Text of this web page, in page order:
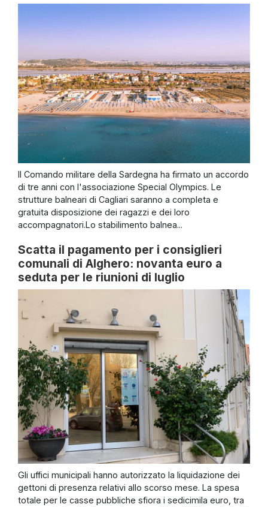
Il Comando militare della Sardegna ha firmato un accordo
di tre anni con l'associazione Special Olympics. Le
strutture balneari di Cagliari saranno a completa e
gratuita disposizione dei ragazzi e dei loro
accompagnatori.Lo stabilimento balnea...
Scatta il pagamento per i consiglieri
comunali di Alghero: novanta euro a
seduta per le riunioni di luglio
Gli uffici municipali hanno autorizzato la liquidazione dei
gettoni di presenza relativi allo scorso mese. La spesa
totale per le casse pubbliche sfiora i sedicimila euro, tra